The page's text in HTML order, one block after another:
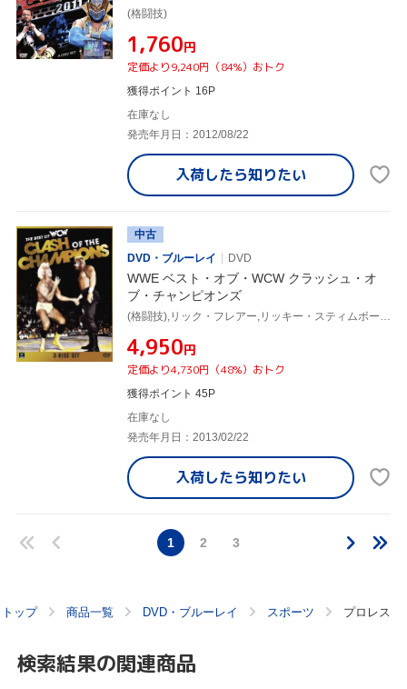
(格闘技)
¥1,760円
定価より9,240円（84%）おトク
獲得ポイント 16P
在庫なし
発売年月日：2012/08/22
入荷したら知りたい
中古
DVD・ブルーレイ
DVD
WWE ベスト・オブ・WCW クラッシュ・オ
ブ・チャンピオンズ
¥4,950円
定価より4,730円（48%）おトク
獲得ポイント 45P
在庫なし
発売年月日：2013/02/22
入荷したら知りたい
1 2 3
トップ 商品一覧 DVD・ブルーレイ スポーツ プロレス
検索結果の関連商品